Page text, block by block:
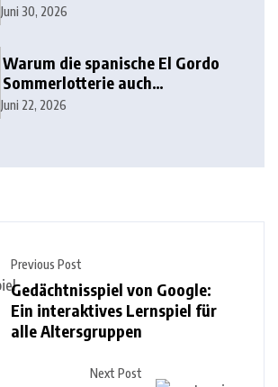
Juni 30, 2026
Warum die spanische El Gordo
Sommerlotterie auch
Lottoland erobert
Juni 22, 2026
Previous Post
Gedächtnisspiel von Google:
Ein interaktives Lernspiel für
alle Altersgruppen
Next Post